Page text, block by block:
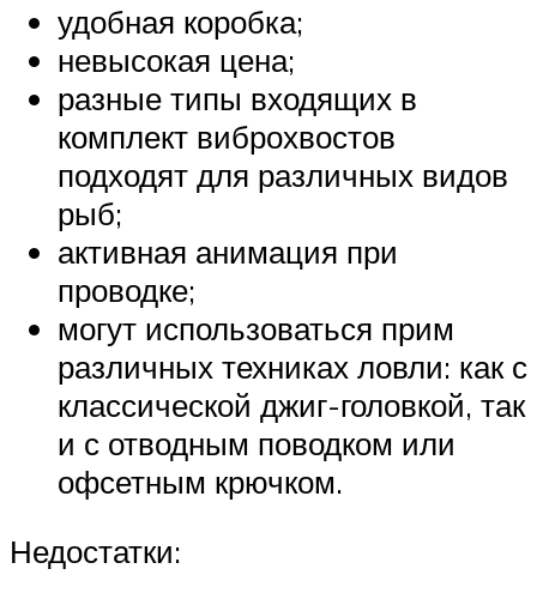
удобная коробка;
невысокая цена;
разные типы входящих в
комплект виброхвостов
подходят для различных видов
рыб;
активная анимация при
проводке;
могут использоваться прим
различных техниках ловли: как с
классической джиг-головкой, так
и с отводным поводком или
офсетным крючком.
Недостатки: